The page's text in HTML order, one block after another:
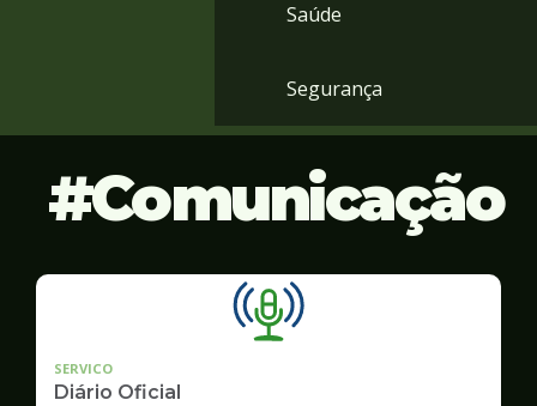
Saúde
Segurança
Comunicação
SERVICO
Diário Oficial